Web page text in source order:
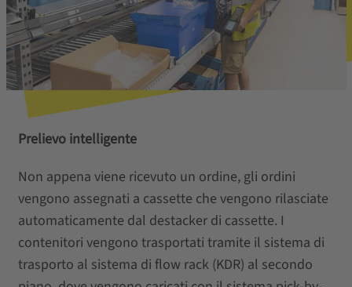
Prelievo intelligente
Non appena viene ricevuto un ordine, gli ordini
vengono assegnati a cassette che vengono rilasciate
automaticamente dal destacker di cassette. I
contenitori vengono trasportati tramite il sistema di
trasporto al sistema di flow rack (KDR) al secondo